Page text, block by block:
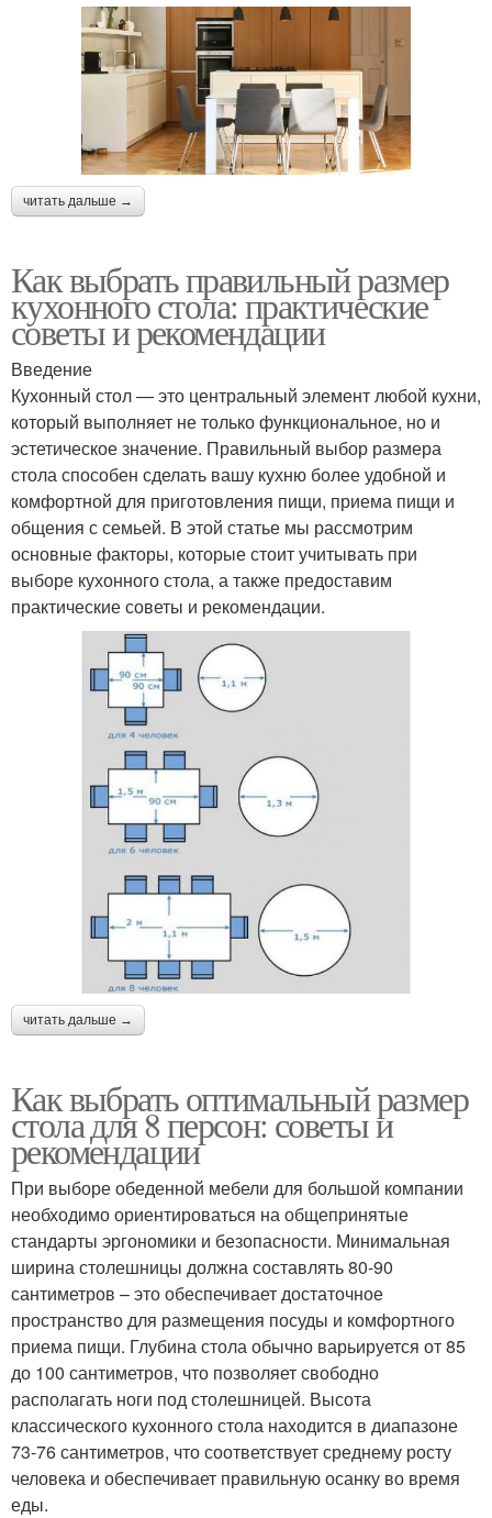
читать дальше →
Как выбрать правильный размер
кухонного стола: практические
советы и рекомендации
Введение
Кухонный стол — это центральный элемент любой кухни,
который выполняет не только функциональное, но и
эстетическое значение. Правильный выбор размера
стола способен сделать вашу кухню более удобной и
комфортной для приготовления пищи, приема пищи и
общения с семьей. В этой статье мы рассмотрим
основные факторы, которые стоит учитывать при
выборе кухонного стола, а также предоставим
практические советы и рекомендации.
читать дальше →
Как выбрать оптимальный размер
стола для 8 персон: советы и
рекомендации
При выборе обеденной мебели для большой компании
необходимо ориентироваться на общепринятые
стандарты эргономики и безопасности. Минимальная
ширина столешницы должна составлять 80-90
сантиметров – это обеспечивает достаточное
пространство для размещения посуды и комфортного
приема пищи. Глубина стола обычно варьируется от 85
до 100 сантиметров, что позволяет свободно
располагать ноги под столешницей. Высота
классического кухонного стола находится в диапазоне
73-76 сантиметров, что соответствует среднему росту
человека и обеспечивает правильную осанку во время
еды.